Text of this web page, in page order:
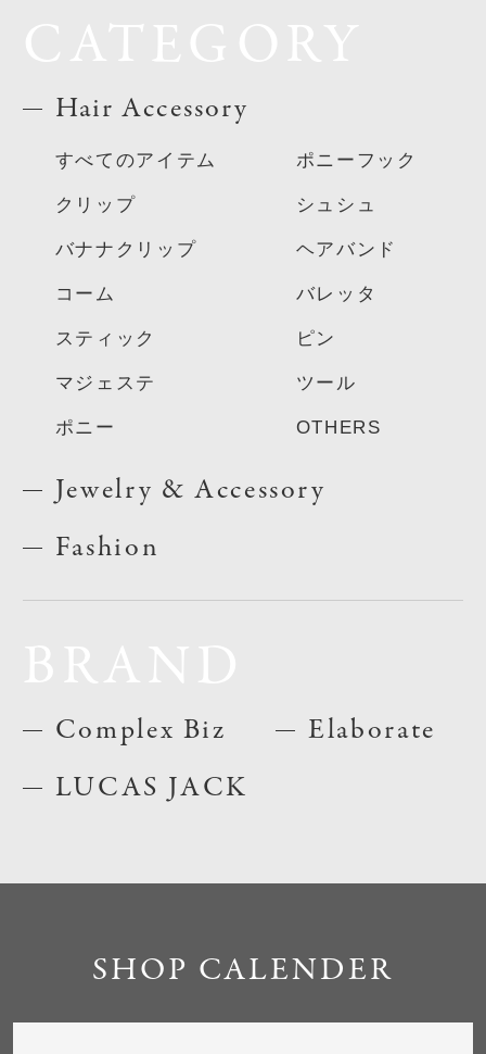
Hair Accessory
すべてのアイテム
クリップ
バナナクリップ
コーム
スティック
マジェステ
ポニー
ポニーフック
シュシュ
ヘアバンド
バレッタ
ピン
ツール
OTHERS
Jewelry & Accessory
Fashion
Complex Biz
LUCAS JACK
Elaborate
SHOP CALENDER